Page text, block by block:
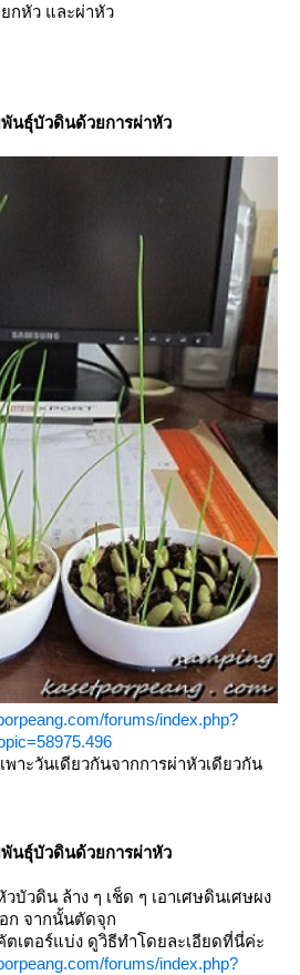
ว และผ่าหัว
นธุ์บัวดินด้วยการผ่าหัว
forums/index.php?
พาะวันเดียวกันจากการผ่าหัวเดียวกัน
นธุ์บัวดินด้วยการผ่าหัว
บัวดิน ล้าง ๆ เช็ด ๆ เอาเศษดินเศษผง
ก จากนั้นตัดจุก
เตอร์แบ่ง ดูวิธีทำโดยละเอียดที่นี่ค่ะ
forums/index.php?